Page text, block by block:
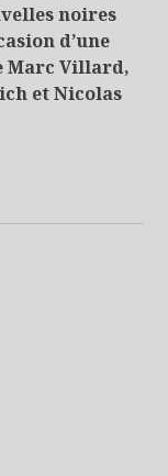
noires
d’une
Marc Villard,
et Nicolas